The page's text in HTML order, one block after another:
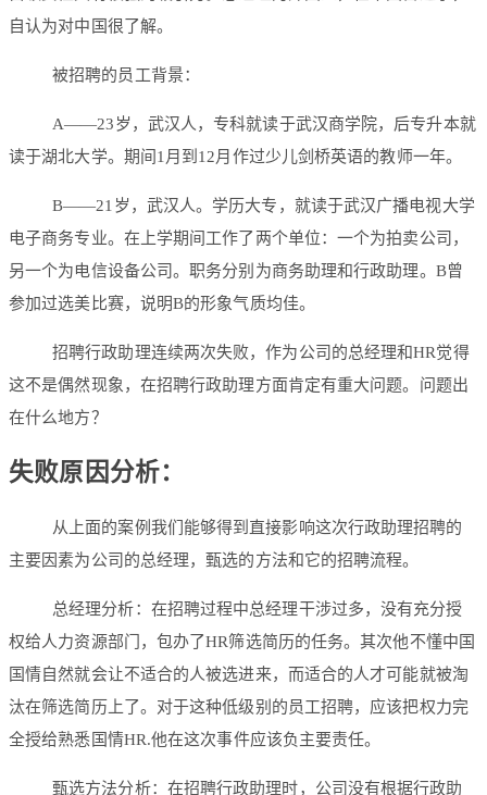
自认为对中国很了解。
被招聘的员工背景：
A——23岁，武汉人，专科就读于武汉商学院，后专升本就
读于湖北大学。期间1月到12月作过少儿剑桥英语的教师一年。
B——21岁，武汉人。学历大专，就读于武汉广播电视大学
电子商务专业。在上学期间工作了两个单位：一个为拍卖公司，
另一个为电信设备公司。职务分别为商务助理和行政助理。B曾
参加过选美比赛，说明B的形象气质均佳。
招聘行政助理连续两次失败，作为公司的总经理和HR觉得
这不是偶然现象，在招聘行政助理方面肯定有重大问题。问题出
在什么地方？
失败原因分析：
从上面的案例我们能够得到直接影响这次行政助理招聘的
主要因素为公司的总经理，甄选的方法和它的招聘流程。
总经理分析：在招聘过程中总经理干涉过多，没有充分授
权给人力资源部门，包办了HR筛选简历的任务。其次他不懂中国
国情自然就会让不适合的人被选进来，而适合的人才可能就被淘
汰在筛选简历上了。对于这种低级别的员工招聘，应该把权力完
全授给熟悉国情HR.他在这次事件应该负主要责任。
甄选方法分析：在招聘行政助理时，公司没有根据行政助